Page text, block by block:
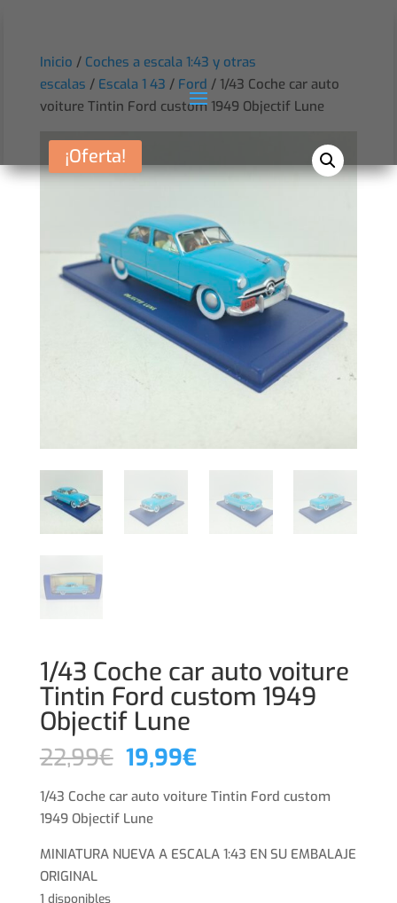
Inicio / Coches a escala 1:43 y otras
escalas / Escala 1 43 / Ford / 1/43 Coche car auto
voiture Tintin Ford custom 1949 Objectif Lune
¡Oferta!
1/43 Coche car auto voiture
Tintin Ford custom 1949
Objectif Lune
22,99€ El
original
era:
22,99€.
19,99€El
actual
19,99€.
1/43 Coche car auto voiture Tintin Ford custom
1949 Objectif Lune
MINIATURA NUEVA A ESCALA 1:43 EN SU EMBALAJE
ORIGINAL
1 disponibles